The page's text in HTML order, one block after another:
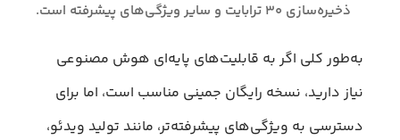
ذخیره‌سازی ۳۰ ترابایت و سایر ویژگی‌های پیشرفته است.
به‌طور کلی اگر به قابلیت‌های پایه‌ای هوش مصنوعی
نیاز دارید، نسخه رایگان جمینی مناسب است، اما برای
دسترسی به ویژگی‌های پیشرفته‌تر، مانند تولید ویدئو،